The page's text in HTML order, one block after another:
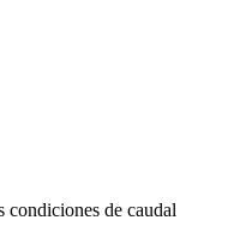
de caudal